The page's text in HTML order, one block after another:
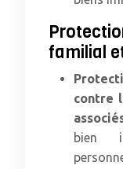
familial
contre
bien